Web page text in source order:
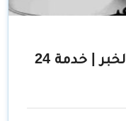
صيانة سيارات متنقلة الخبر | خدمة 24